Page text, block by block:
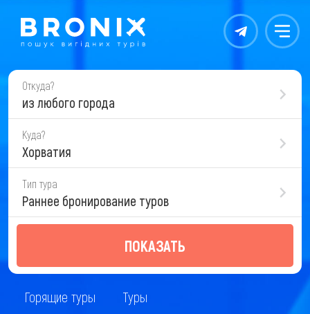
Контакты Меню
Откуда?
из любого города
Куда?
Хорватия
Тип тура
Раннее бронирование туров
ПОКАЗАТЬ
Горящие туры Туры